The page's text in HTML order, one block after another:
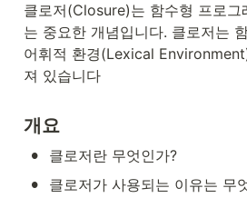
클로저(Closure)는 함수형 프로그
는 중요한 개념입니다. 클로저는
어휘적 환경(Lexical
져 있습니다
개요
• 클로저란 무엇인가?
• 클로저가 사용되는 이유는 무